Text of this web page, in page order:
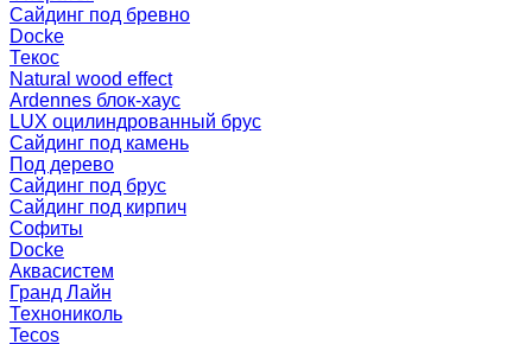
Сайдинг под бревно
Docke
Текос
Natural wood effect
Ardennes блок-хаус
LUX оцилиндрованный брус
Сайдинг под камень
Под дерево
Сайдинг под брус
Сайдинг под кирпич
Софиты
Docke
Аквасистем
Гранд Лайн
Технониколь
Tecos